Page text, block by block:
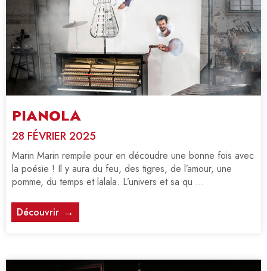
PIANOLA
28 FÉVRIER 2025
Marin Marin rempile pour en découdre une bonne fois avec
la poésie ! Il y aura du feu, des tigres, de l’amour, une
pomme, du temps et lalala. L’univers et sa qu ...
Découvrir